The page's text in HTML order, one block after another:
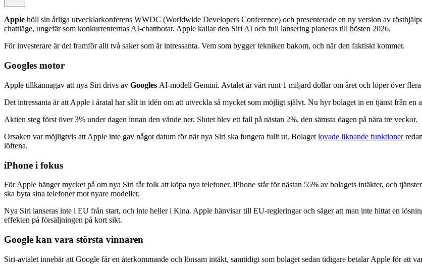
Apple höll sin årliga utvecklarkonferens WWDC (Worldwide Developers Conference) och presenterade en ny version av
chattläge, ungefär som konkurrenternas AI-chattbotar. Apple kallar den Siri AI och full lansering planeras till hösten 2026.
För investerare är det framför allt två saker som är intressanta. Vem som bygger tekniken bakom, och när den faktiskt kommer.
Googles motor
Apple tillkännagav att nya Siri drivs av Googles AI-modell Gemini. Avtalet är värt runt 1 miljard dollar om året och löper över flera
Det intressanta är att Apple i åratal har sålt in idén om att utveckla så mycket som möjligt självt. Nu hyr bolaget in en tjänst från en
Aktien steg först över 3% under dagen innan den vände ner. Slutet blev ett fall på nästan 2%, den sämsta dagen på nära tre veckor.
Orsaken var möjligtvis att Apple inte gav något datum för när nya Siri ska fungera fullt ut. Bolaget lovade liknande funktioner
löftena.
iPhone i fokus
För Apple hänger mycket på om nya Siri får folk att köpa nya telefoner. iPhone står för nästan 55% av bolagets intäkter, och
ska byta sina telefoner mot nyare modeller.
Nya Siri lanseras inte i EU från start, och inte heller i Kina. Apple hänvisar till EU-regleringar och säger att man inte hittat en
effekten på försäljningen på kort sikt.
Google kan vara största vinnaren
Siri-avtalet innebär att Google får en återkommande och lönsam intäkt, samtidigt som bolaget sedan tidigare betalar Apple för att